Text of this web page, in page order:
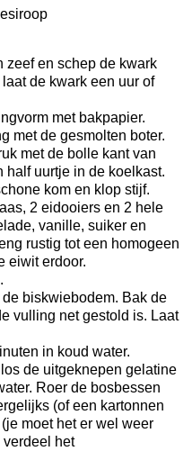
zeef en schep de kwark
de kwark een uur of
met bakpapier.
met de gesmolten boter.
met de bolle kant van
half uurtje in de koelkast.
kom en klop stijf.
2 eidooiers en 2 hele
vanille, suiker en
rustig tot een homogeen
eiwit erdoor.
biskwiebodem. Bak de
vulling net gestold is. Laat
in koud water.
de uitgeknepen gelatine
Roer de bosbessen
(of een kartonnen
moet het er wel weer
het